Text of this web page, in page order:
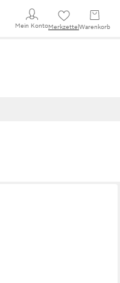
Mein KontoMerkzettel Warenkorb